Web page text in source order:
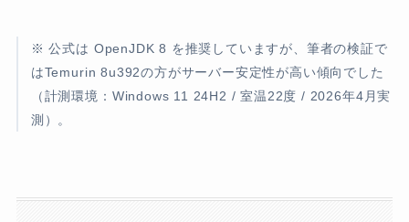
※ 公式は OpenJDK 8 を推奨していますが、筆者の検証で
はTemurin 8u392の方がサーバー安定性が高い傾向でした
（計測環境：Windows 11 24H2 / 室温22度 / 2026年4月実
測）。